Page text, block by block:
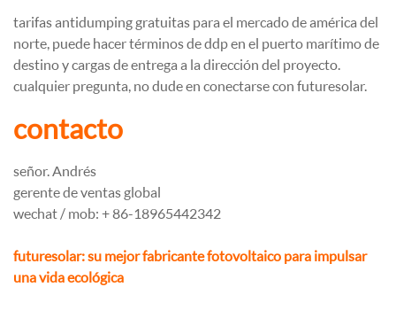
tarifas antidumping gratuitas para el mercado de américa del
norte, puede hacer términos de ddp en el puerto marítimo de
destino y cargas de entrega a la dirección del proyecto.
cualquier pregunta, no dude en conectarse con futuresolar.
contacto
señor. Andrés
gerente de ventas global
wechat / mob: + 86-18965442342
futuresolar: su mejor fabricante fotovoltaico para impulsar
una vida ecológica